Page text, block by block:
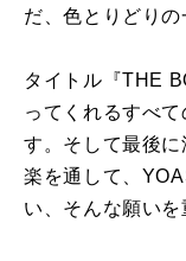
だ、色とりどりの
タイトル『THE
ってくれるすべ
す。そして最後に
楽を通して、
い、そんな願いを